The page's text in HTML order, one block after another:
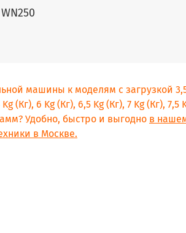
машины к моделям с загрузкой
(Кг), 6 Kg (Кг), 6,5 Kg (Кг), 7 Kg (Кг), 7,5
Удобно, быстро и выгодно в
в Москве.